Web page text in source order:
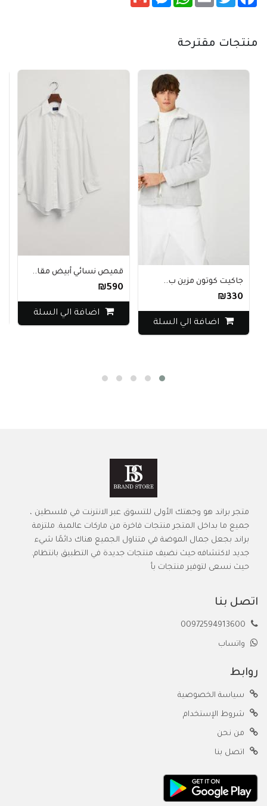
منتجات مقترحة
جاكيت كوتون مزين ب..
₪330
اضافة الي السلة
قميص نسائي أبيض مقا..
₪590
اضافة الي السلة
متجر براند هو وجهتك الأولى للتسوق عبر الانترنت في فلسطين ،
جميع ما بداخل المتجر منتجات فاخرة من ماركات عالمية. ملتزمة
براند بجعل جمال الموضة في متناول الجميع هناك دائمًا شيء
جديد لاكتشافه حيث نضيف منتجات جديدة في التطبيق بانتظام.
حيث نسعى لتوفير منتجات بأ
اتصل بنا
واتساب
روابط
سياسة الخصوصية
شروط الإستخدام
من نحن
اتصل بنا